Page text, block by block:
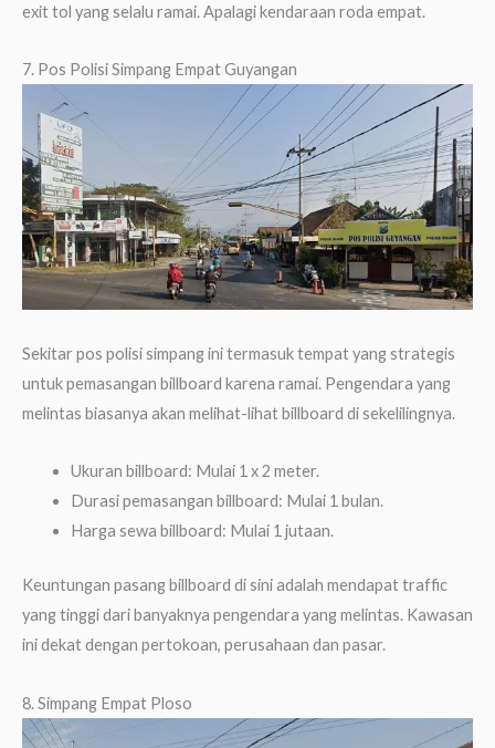
exit tol yang selalu ramai. Apalagi kendaraan roda empat.
7. Pos Polisi Simpang Empat Guyangan
Sekitar pos polisi simpang ini termasuk tempat yang strategis
untuk pemasangan billboard karena ramai. Pengendara yang
melintas biasanya akan melihat-lihat billboard di sekelilingnya.
Ukuran billboard: Mulai 1 x 2 meter.
Durasi pemasangan billboard: Mulai 1 bulan.
Harga sewa billboard: Mulai 1 jutaan.
Keuntungan pasang billboard di sini adalah mendapat traffic
yang tinggi dari banyaknya pengendara yang melintas. Kawasan
ini dekat dengan pertokoan, perusahaan dan pasar.
8. Simpang Empat Ploso